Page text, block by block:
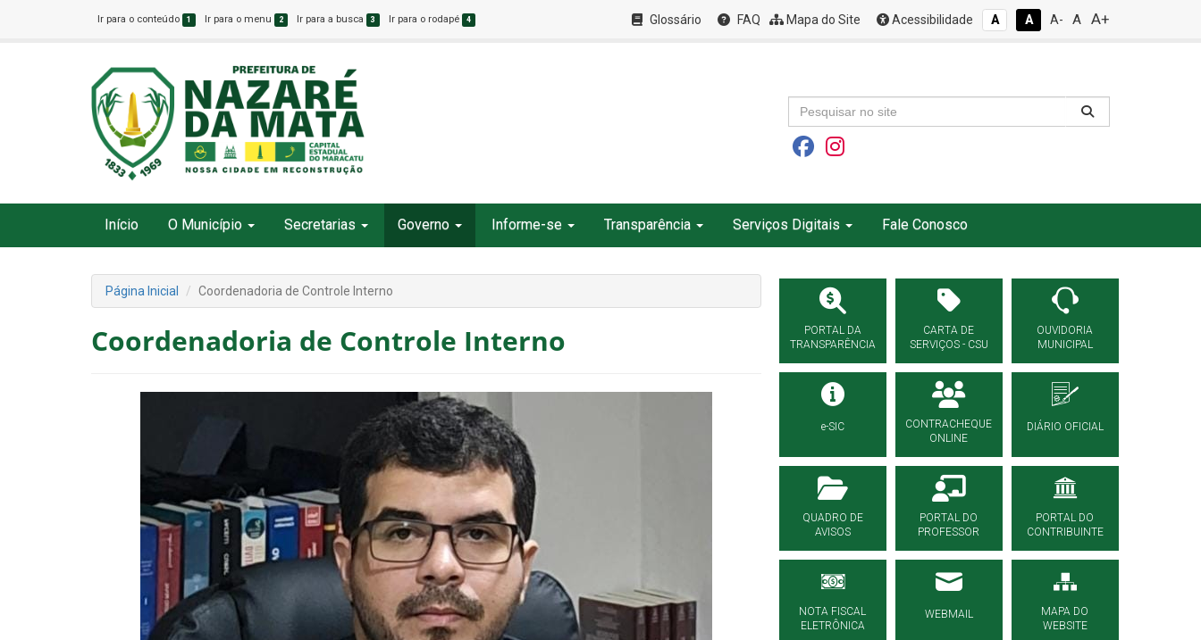
Ir para o conteúdo 1 Ir para o menu 2 Ir para a busca 3 Ir para o rodapé 4 Glossário FAQ Mapa do Site Acessibilidade A A A- A A+
Início O Município Secretarias Governo Informe-se Transparência Serviços Digitais Fale Conosco
Página Inicial Coordenadoria de Controle Interno
Coordenadoria de Controle Interno
PORTAL DA
TRANSPARÊNCIA
CARTA DE
SERVIÇOS - CSU
OUVIDORIA
MUNICIPAL
e-SIC
CONTRACHEQUE
ONLINE
DIÁRIO OFICIAL
QUADRO DE
AVISOS
PORTAL DO
PROFESSOR
PORTAL DO
CONTRIBUINTE
NOTA FISCAL
ELETRÔNICA
WEBMAIL
MAPA DO
WEBSITE